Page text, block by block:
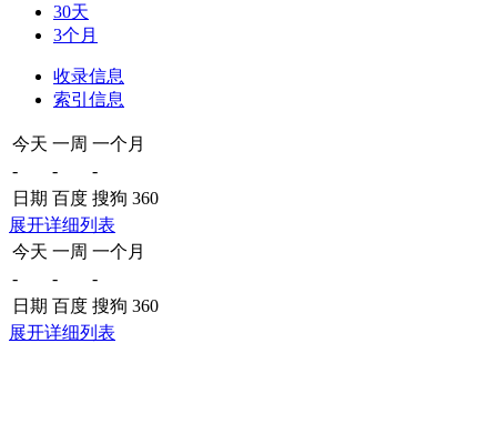
30天
3个月
收录信息
索引信息
今天 一周 一个月
-
-
-
日期 百度 搜狗 360
展开详细列表
今天 一周 一个月
-
-
-
日期 百度 搜狗 360
展开详细列表